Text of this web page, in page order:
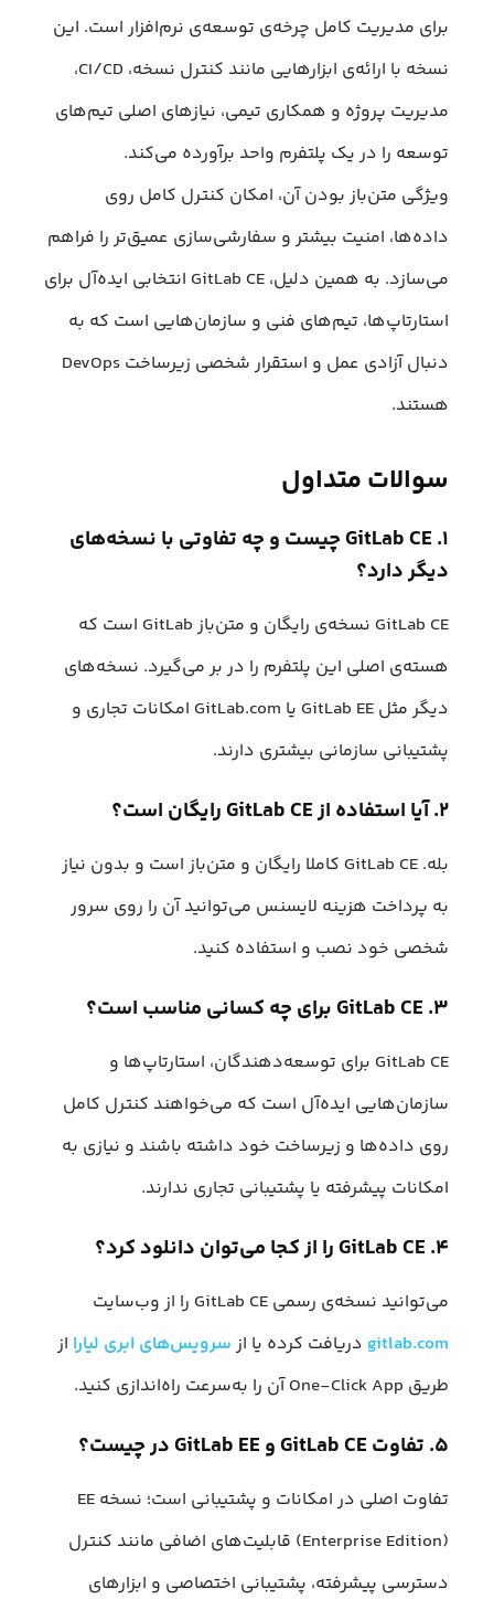
برای مدیریت کامل چرخه‌ی توسعه‌ی نرم‌افزار است. این
نسخه با ارائه‌ی ابزارهایی مانند کنترل نسخه، CI/CD،
مدیریت پروژه و همکاری تیمی، نیازهای اصلی تیم‌های
توسعه را در یک پلتفرم واحد برآورده می‌کند.
ویژگی متن‌باز بودن آن، امکان کنترل کامل روی
داده‌ها، امنیت بیشتر و سفارشی‌سازی عمیق‌تر را فراهم
می‌سازد. به همین دلیل، GitLab CE انتخابی ایده‌آل برای
استارتاپ‌ها، تیم‌های فنی و سازمان‌هایی است که به
دنبال آزادی عمل و استقرار شخصی زیرساخت DevOps
هستند.
سوالات متداول
۱. GitLab CE چیست و چه تفاوتی با نسخه‌های
دیگر دارد؟
GitLab CE نسخه‌ی رایگان و متن‌باز GitLab است که
هسته‌ی اصلی این پلتفرم را در بر می‌گیرد. نسخه‌های
دیگر مثل GitLab EE یا GitLab.com امکانات تجاری و
پشتیبانی سازمانی بیشتری دارند.
۲. آیا استفاده از GitLab CE رایگان است؟
بله. GitLab CE کاملا رایگان و متن‌باز است و بدون نیاز
به پرداخت هزینه لایسنس می‌توانید آن را روی سرور
شخصی خود نصب و استفاده کنید.
۳. GitLab CE برای چه کسانی مناسب است؟
GitLab CE برای توسعه‌دهندگان، استارتاپ‌ها و
سازمان‌هایی ایده‌آل است که می‌خواهند کنترل کامل
روی داده‌ها و زیرساخت خود داشته باشند و نیازی به
امکانات پیشرفته یا پشتیبانی تجاری ندارند.
۴. GitLab CE را از کجا می‌توان دانلود کرد؟
می‌توانید نسخه‌ی رسمی GitLab CE را از وب‌سایت
gitlab.com دریافت کرده یا از سرویس‌های ابری لیارا از
طریق One-Click App آن را به‌سرعت راه‌اندازی کنید.
۵. تفاوت GitLab CE و GitLab EE در چیست؟
تفاوت اصلی در امکانات و پشتیبانی است؛ نسخه EE
(Enterprise Edition) قابلیت‌های اضافی مانند کنترل
دسترسی پیشرفته، پشتیبانی اختصاصی و ابزارهای